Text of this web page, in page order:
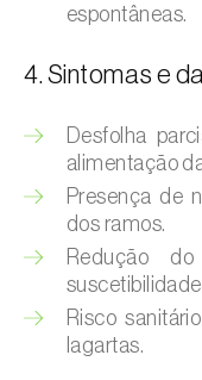
Afídeo-verde-
Alfinetes (
Aranhiço-
Bichado-da-
funebrana
espontâneas.
4. Sintomas e
Desfolha
alimentação
Presença de
dos ramos.
Redução
Risco
lagartas.